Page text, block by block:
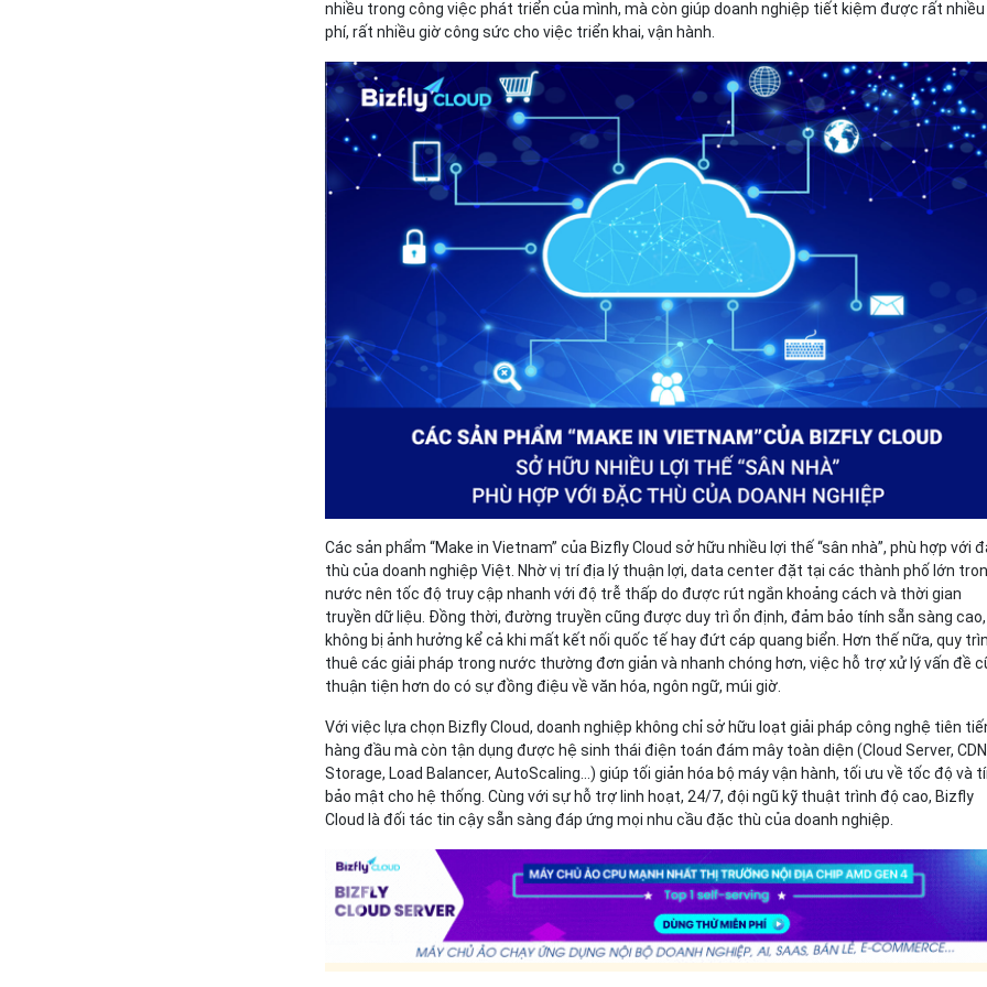
nhiều trong công việc phát triển của mình, mà còn giúp doanh nghiệp tiết kiệm được rất
phí, rất nhiều giờ công sức cho việc triển khai, vận hành.
Các sản phẩm “Make in Vietnam” của Bizfly Cloud sở hữu nhiều lợi thế “sân nhà”, phù hợp với
thù của doanh nghiệp Việt. Nhờ vị trí địa lý thuận lợi, data center đặt tại các thành phố lớn
nước nên tốc độ truy cập nhanh với độ trễ thấp do được rút ngắn khoảng cách và thời gian
truyền dữ liệu. Đồng thời, đường truyền cũng được duy trì ổn định, đảm bảo tính sẵn sàng cao,
không bị ảnh hưởng kể cả khi mất kết nối quốc tế hay đứt cáp quang biển. Hơn thế nữa, quy
thuê các giải pháp trong nước thường đơn giản và nhanh chóng hơn, việc hỗ trợ xử lý vấn đề
thuận tiện hơn do có sự đồng điệu về văn hóa, ngôn ngữ, múi giờ.
Với việc lựa chọn Bizfly Cloud, doanh nghiệp không chỉ sở hữu loạt giải pháp công nghệ tiên
hàng đầu mà còn tận dụng được hệ sinh thái điện toán đám mây toàn diện (Cloud Server,
Storage, Load Balancer, AutoScaling…) giúp tối giản hóa bộ máy vận hành, tối ưu về tốc độ và
bảo mật cho hệ thống. Cùng với sự hỗ trợ linh hoạt, 24/7, đội ngũ kỹ thuật trình độ cao, Bizfly
Cloud là đối tác tin cậy sẵn sàng đáp ứng mọi nhu cầu đặc thù của doanh nghiệp.